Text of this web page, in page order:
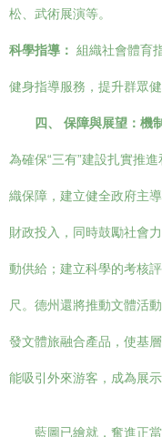
松、武術展演等。
科學指導： 組織社會體育
健身指導服務，提升群眾健
四、 保障與展望：機
為確保“三有”建設扎實推
織保障，建立健全政府主
財政投入，同時鼓勵社會
動供給；建立科學的考核
尺。德州還將推動文體活
發文體旅融合產品，使基
能吸引外來游客，成為展
藍圖已繪就，奮進正